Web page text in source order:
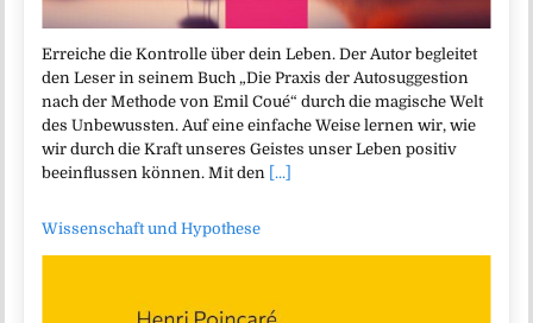
Erreiche die Kontrolle über dein Leben. Der Autor begleitet
den Leser in seinem Buch „Die Praxis der Autosuggestion
nach der Methode von Emil Coué“ durch die magische Welt
des Unbewussten. Auf eine einfache Weise lernen wir, wie
wir durch die Kraft unseres Geistes unser Leben positiv
beeinflussen können. Mit den [...]
Wissenschaft und Hypothese